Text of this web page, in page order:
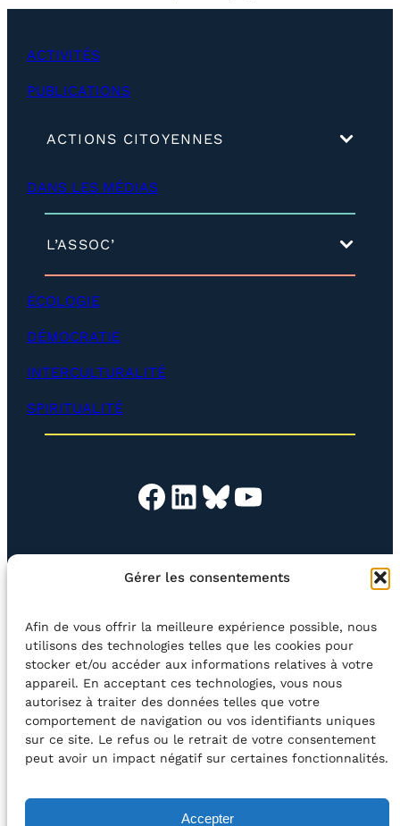
Gérer les consentements
Afin de vous offrir la meilleure expérience possible, nous
utilisons des technologies telles que les cookies pour
stocker et/ou accéder aux informations relatives à votre
appareil. En acceptant ces technologies, vous nous
autorisez à traiter des données telles que votre
comportement de navigation ou vos identifiants uniques
sur ce site. Le refus ou le retrait de votre consentement
peut avoir un impact négatif sur certaines fonctionnalités.
Accepter
ACTIVITÉS
PUBLICATIONS
ACTIONS CITOYENNES
p
DANS LES MÉDIAS
L’ASSOC’
é
l
o
p
e
r
)
ÉCOLOGIE
DÉMOCRATIE
INTERCULTURALITÉ
SPIRITUALITÉ
Facebook LinkedIn Bluesky YouTube
EN QUESTION BOUTIQUE NEWSLETTER
CONTACT
Rechercher
©2026 Centre Avec asblBE33 5230​ 8091​ 4546
avec le soutien de la Fédération Wallonie-Bruxelles